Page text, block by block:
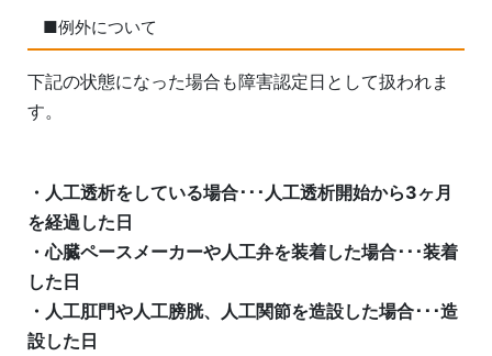
■例外について
下記の状態になった場合も障害認定日として扱われま
す。
・人工透析をしている場合･･･人工透析開始から3ヶ月
を経過した日
・心臓ペースメーカーや人工弁を装着した場合･･･装着
した日
・人工肛門や人工膀胱、人工関節を造設した場合･･･造
設した日